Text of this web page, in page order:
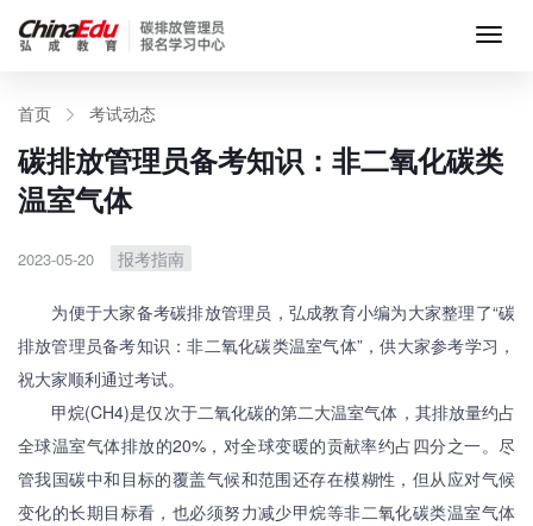
首页
考试动态
考试科目
资料下载
我要报名
关于我们
首页 考试动态
碳排放管理员备考知识：非二氧化碳类
温室气体
2023-05-20 报考指南
为便于大家备考碳排放管理员，弘成教育小编为大家整理了“碳
排放管理员备考知识：非二氧化碳类温室气体”，供大家参考学习，
祝大家顺利通过考试。
甲烷(CH4)是仅次于二氧化碳的第二大温室气体，其排放量约占
全球温室气体排放的20%，对全球变暖的贡献率约占四分之一。尽
管我国碳中和目标的覆盖气候和范围还存在模糊性，但从应对气候
变化的长期目标看，也必须努力减少甲烷等非二氧化碳类温室气体